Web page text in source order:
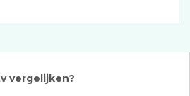
vergelijken?